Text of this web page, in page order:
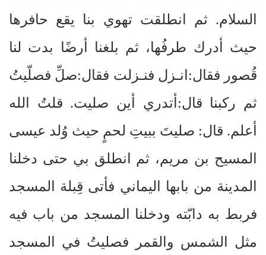
السلام. ثم انطلقت تهوي بنا يقع حافرها
حيث أدرك طرفُها، ثم بلغنا أرضًا بدت لنا
قُصور فقال:انـزل فنـزلت فقال:صلِّ فصلّيتُ
ثم ركبنا قال:أتدري أين صليت. قلتُ الله
أعلم. قال: صليتَ ببيتِ لحمٍ حيث وُلد عيسى
المسيح بن مريم، ثم انطلق بي حتى دخلنا
المدينة من بابها اليماني فأتى قِبلة المسجد
فربط به دابّته ودخلنا المسجد من باب فيه
مثل الشمس والقمر فصليتُ في المسجد